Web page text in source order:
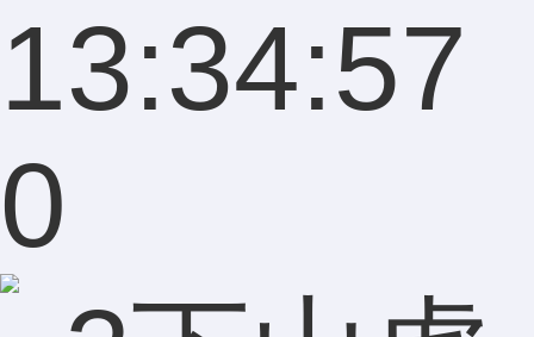
13:34:57
0